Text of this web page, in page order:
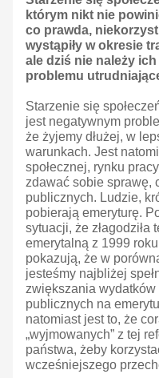
którym nikt nie
co prawda,
wystąpiły w okresie
ale dziś nie należy
problemu
Starzenie się
jest negatywnym
że żyjemy dłużej, w
warunkach. Jest
społecznej, rynku
zdawać sobie sprawę,
publicznych. Ludzie,
pobierają emeryturę.
sytuacji, że złagodziła
emerytalną z 1999
pokazują, że w
jesteśmy najbliżej
zwiększania
publicznych na
natomiast jest to, że
„wyjmowanych” z tej
państwa, żeby
wcześniejszego